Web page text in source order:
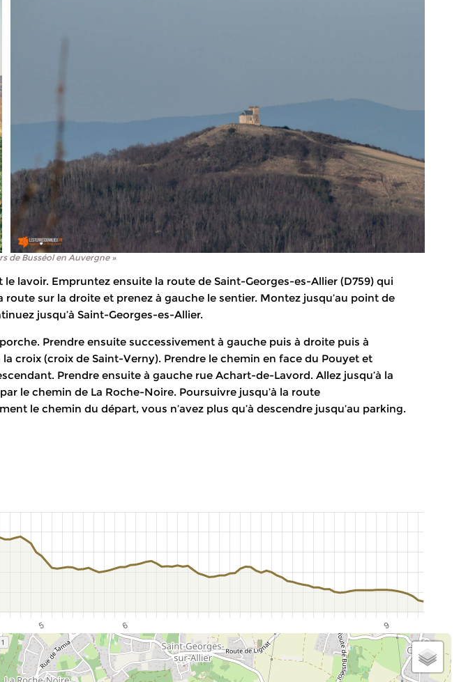
de Busséol en Auvergne »
lavoir. Empruntez ensuite la route de Saint-Georges-es-Allier (D759) qui
sur la droite et prenez à gauche le sentier. Montez jusqu’au point de
jusqu’à Saint-Georges-es-Allier.
Prendre ensuite successivement à gauche puis à droite puis à
croix (croix de Saint-Verny). Prendre le chemin en face du Pouyet et
Prendre ensuite à gauche rue Achart-de-Lavord. Allez jusqu’à la
le chemin de La Roche-Noire. Poursuivre jusqu’à la route
le chemin du départ, vous n’avez plus qu’à descendre jusqu’au parking.